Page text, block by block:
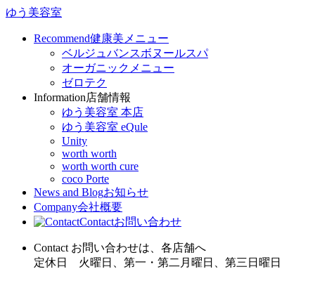
ゆう美容室
Recommend健康美メニュー
ベルジュバンスボヌールスパ
オーガニックメニュー
ゼロテク
Information店舗情報
ゆう美容室 本店
ゆう美容室 eQule
Unity
worth worth
worth worth cure
coco Porte
News and Blogお知らせ
Company会社概要
Contactお問い合わせ
Contact お問い合わせは、各店舗へ
定休日
火曜日、第一・第二月曜日、第三日曜日